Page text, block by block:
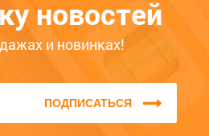
ЦЕНАновостей
и новинках!
ПОДПИСАТЬСЯ